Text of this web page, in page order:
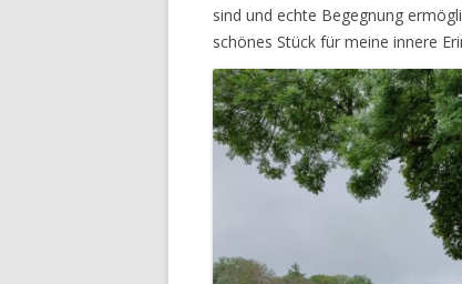
sind und echte Begegnung
schönes Stück für meine innere